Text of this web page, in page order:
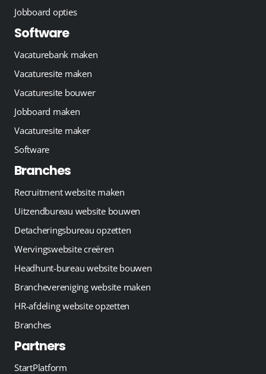
Jobboard opties
Software
Vacaturebank maken
Vacaturesite maken
Vacaturesite bouwer
Jobboard maken
Vacaturesite maker
Software
Branches
Recruitment website maken
Uitzendbureau website bouwen
Detacheringsbureau opzetten
Wervingswebsite creëren
Headhunt-bureau website bouwen
Branchevereniging website maken
HR-afdeling website opzetten
Branches
Partners
StartPlatform